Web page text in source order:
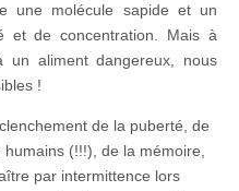
une molécule sapide et un
et de concentration. Mais à
un aliment dangereux, nous
!
de la puberté, de
humains (!!!), de la mémoire,
par intermittence lors